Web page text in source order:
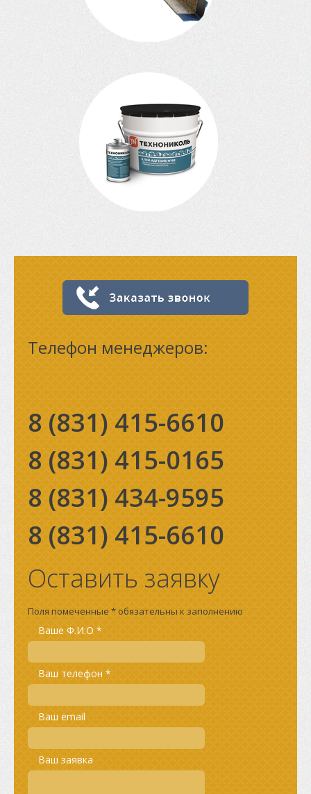
Телефон менеджеров:
8 (831) 415-6610
8 (831) 415-0165
8 (831) 434-9595
8 (831) 415-6610
Оставить заявку
Поля помеченные * обязательны к заполнению
Ваше Ф.И.О *
Ваш телефон *
Ваш email
Ваш заявка